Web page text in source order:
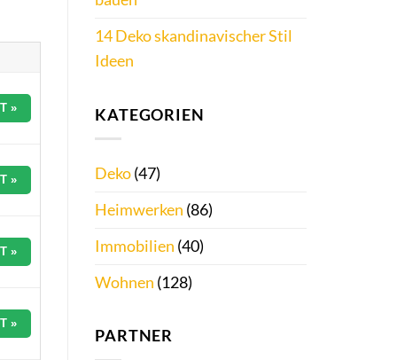
»
»
»
»
14 Deko skandinavischer Stil
Ideen
KATEGORIEN
Deko(47)
Heimwerken (86)
Immobilien (40)
Wohnen (128)
PARTNER